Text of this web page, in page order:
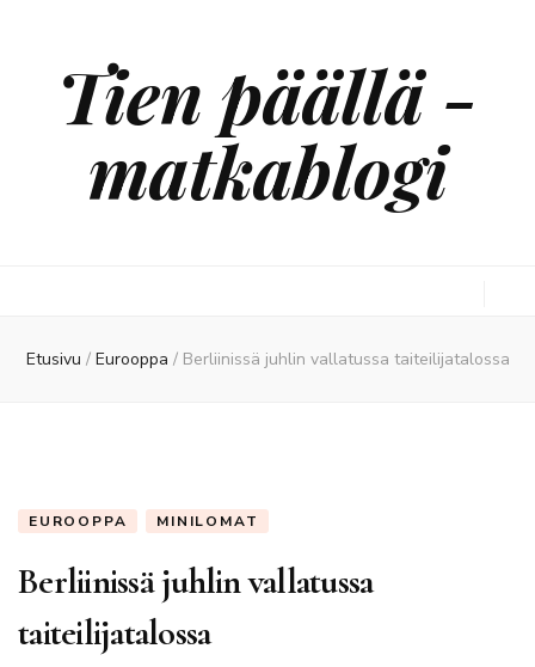
Tien päällä -
matkablogi
Etusivu / Eurooppa / Berliinissä juhlin vallatussa taiteilijatalossa
EUROOPPA MINILOMAT
Berliinissä juhlin vallatussa
taiteilijatalossa